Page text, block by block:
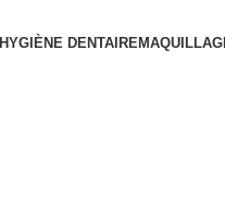
HYGIÈNE DENTAIRE